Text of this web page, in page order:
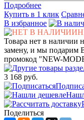
Подробнее
Купить в 1 клик
В избранное
Товара нет в наличии
замену, и мы подарим
промокод "NEW-
3 168 руб.
Поделиться